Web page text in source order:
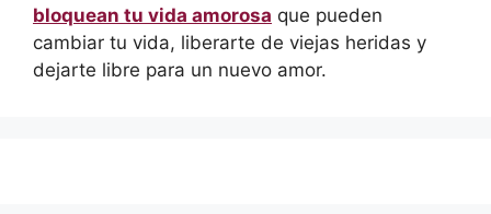
bloquean tu vida amorosa que pueden
cambiar tu vida, liberarte de viejas heridas y
dejarte libre para un nuevo amor.